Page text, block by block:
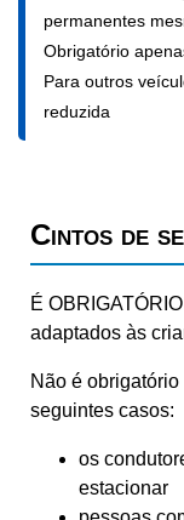
permanentes
Obrigatório
Para outros
reduzida
Cintos de
É
adaptados às
Não é
seguintes casos:
os
estacionar